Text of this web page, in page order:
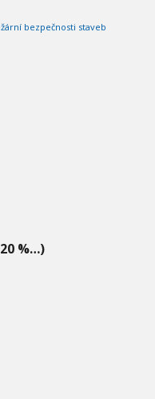
bezpečnosti staveb
%…)